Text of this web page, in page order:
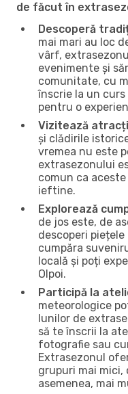
de făcut în
Descoperă
mai mari au loc
vârf,
evenimente și
comunitate, cu
înscrie la un
pentru o
Vizitează
și clădirile
vremea nu este
extrasezonului
comun ca
ieftine.
Explorează
de jos este, de
descoperi
cumpăra
locală și poți
Olpoi.
Participă la
meteorologice
lunilor de
să te înscrii la
fotografie sau
Extrasezonul
grupuri mai mici,
asemenea, mai